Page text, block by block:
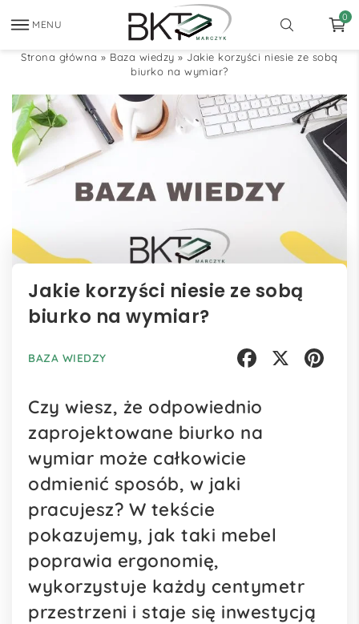
MENU
0
Strona główna » Baza wiedzy » Jakie korzyści niesie ze sobą
biurko na wymiar?
Jakie korzyści niesie ze sobą
biurko na wymiar?
BAZA WIEDZY
Czy wiesz, że odpowiednio
zaprojektowane biurko na
wymiar może całkowicie
odmienić sposób, w jaki
pracujesz? W tekście
pokazujemy, jak taki mebel
poprawia ergonomię,
wykorzystuje każdy centymetr
przestrzeni i staje się inwestycją